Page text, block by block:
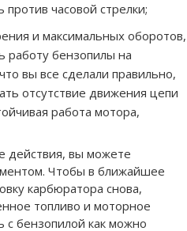
часовой стрелки;
и максимальных оборотов,
работу бензопилы на
вы все сделали правильно,
отсутствие движения цепи
работа мотора,
действия, вы можете
Чтобы в ближайшее
карбюратора снова,
топливо и моторное
с бензопилой как можно